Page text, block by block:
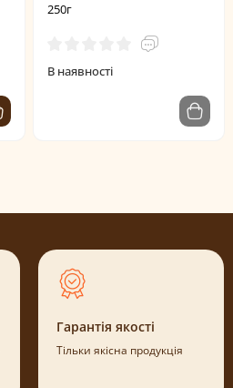
250г
В наявності
Гарантія якості
Тільки якісна продукція